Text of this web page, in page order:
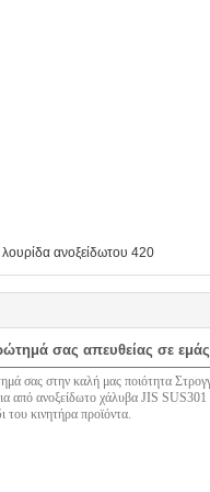
λουρίδα ανοξείδωτου 420
σας απευθείας σε εμάς